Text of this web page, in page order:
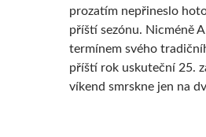
prozatím nepřineslo
příští sezónu. Nicméně
termínem svého
příští rok uskuteční 25.
víkend smrskne jen na